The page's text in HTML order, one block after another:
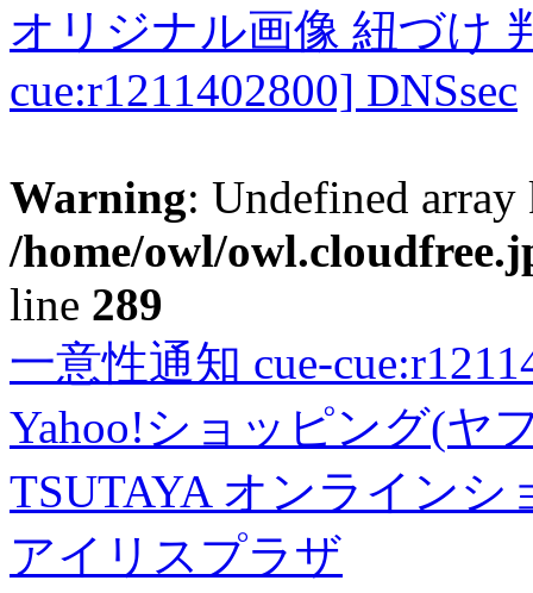
オリジナル画像 紐づけ
cue:r1211402800] DNSsec
Warning: Undefined
/home/owl/
line 289
一意性通知 cue-
Yahoo!ショッピング(ヤ
TSUTAYA オンラインシ
アイリスプラザ